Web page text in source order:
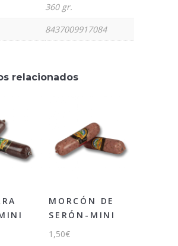
360 gr.
8437009917084
relacionados
MORCÓN DE
SERÓN-MINI
1,50€